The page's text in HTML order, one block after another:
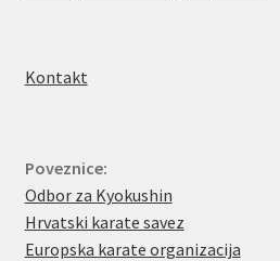
Kontakt
Poveznice:
Odbor za Kyokushin
Hrvatski karate savez
Europska karate organizacija